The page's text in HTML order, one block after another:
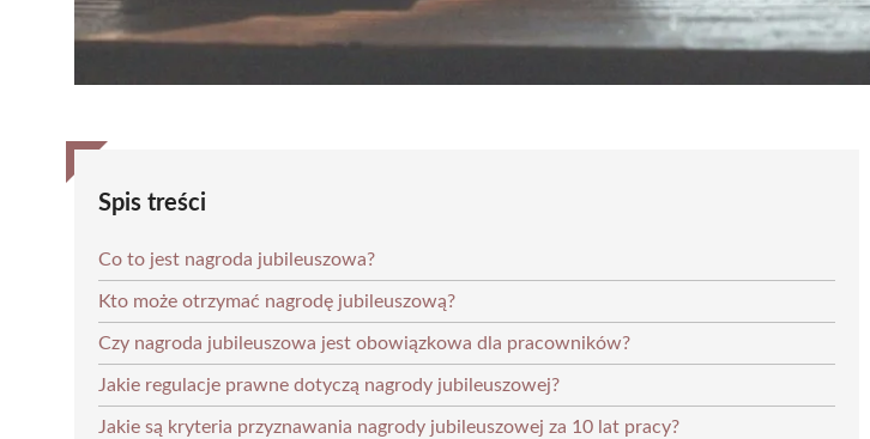
Spis treści
Co to jest nagroda jubileuszowa?
Kto może otrzymać nagrodę jubileuszową?
Czy nagroda jubileuszowa jest obowiązkowa dla pracowników?
Jakie regulacje prawne dotyczą nagrody jubileuszowej?
Jakie są kryteria przyznawania nagrody jubileuszowej za 10 lat pracy?